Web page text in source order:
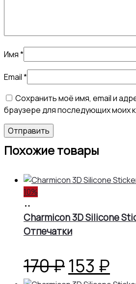
Имя*
Email*
Сохранить моё имя, email и
браузере для последующих моих
Похожие товары
10%
корзину
Charmicon 3D Silicone
Отпечатки
170₽153 ₽